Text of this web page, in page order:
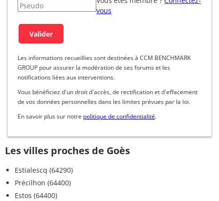
vous
Les informations recueillies sont destinées à CCM BENCHMARK
GROUP pour assurer la modération de ses forums et les
notifications liées aux interventions.
Vous bénéficiez d'un droit d'accès, de rectification et d'effacement
de vos données personnelles dans les limites prévues par la loi.
En savoir plus sur notre politique de confidentialité.
Les villes proches de Goès
Estialescq (64290)
Précilhon (64400)
Estos (64400)